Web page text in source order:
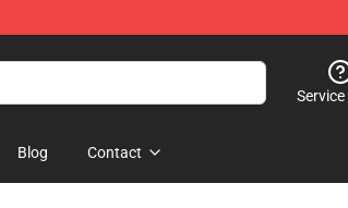
Blog Contact